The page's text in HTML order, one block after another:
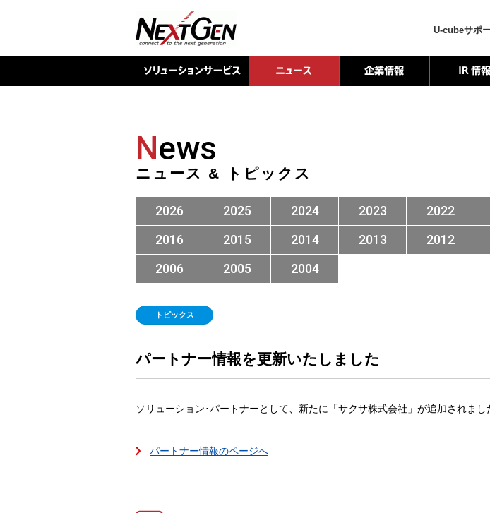
U-cubeサポ
News
ニュース & トピックス
2026 2025 2024 2023 2022
2016
2015 2014 2013 2012
2006
2005 2004
トピックス
パートナー情報を更新いたしました
ソリューション･パートナーとして、新たに「サクサ株式会社」が追加されまし
パートナー情報のページへ